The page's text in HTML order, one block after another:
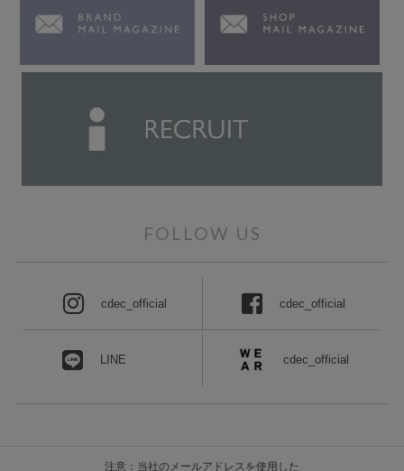
FOLLOW US
cdec_official cdec_official
LINE cdec_official
注意：当社のメールアドレスを使用した